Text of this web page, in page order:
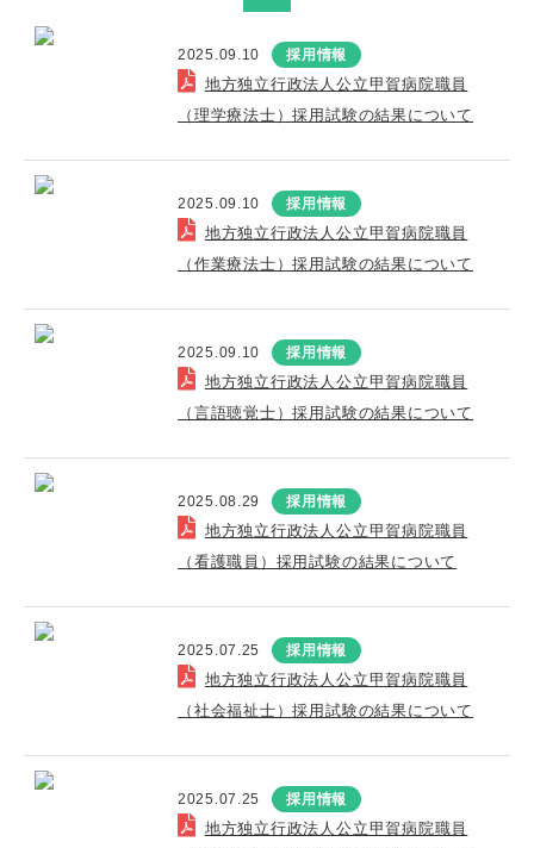
2025.09.10 採用情報
地方独立行政法人公立甲賀病院職員
（理学療法士）採用試験の結果について
2025.09.10 採用情報
地方独立行政法人公立甲賀病院職員
（作業療法士）採用試験の結果について
2025.09.10 採用情報
地方独立行政法人公立甲賀病院職員
（言語聴覚士）採用試験の結果について
2025.08.29 採用情報
地方独立行政法人公立甲賀病院職員
（看護職員）採用試験の結果について
2025.07.25 採用情報
地方独立行政法人公立甲賀病院職員
（社会福祉士）採用試験の結果について
2025.07.25 採用情報
地方独立行政法人公立甲賀病院職員